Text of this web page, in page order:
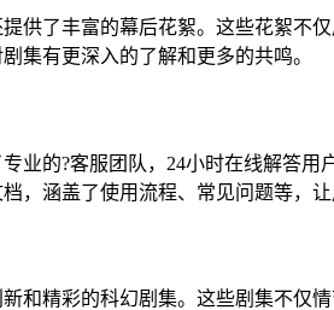
供了丰富的幕后花絮。这些花絮不
集有更深入的了解和更多的共鸣。
业的?客服团队，24小时在线解答
，涵盖了使用流程、常见问题等，让
和精彩的科幻剧集。这些剧集不仅